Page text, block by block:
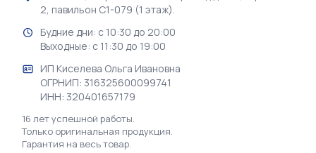
2, павильон С1-079 (1 этаж).
Будние дни: с 10:30 до 20:00
Выходные: с 11:30 до 19:00
ИП Киселева Ольга Ивановна
ОГРНИП: 316325600099741
ИНН: 320401657179
16 лет успешной работы.
Только оригинальная продукция.
Гарантия на весь товар.